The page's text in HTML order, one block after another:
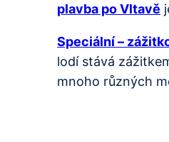
plavba po Vltavě
Speciální –
lodí stává
mnoho různých